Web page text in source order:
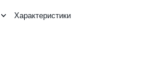
Характеристики